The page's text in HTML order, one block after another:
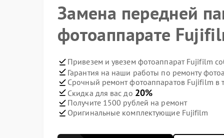
Замена передней
фотоаппарате
Привезем и увезем фотоаппарат Fujifilm
Гарантия на наши работы по ремонту
Срочный ремонт фотоаппаратов Fujifilm в
Скидка для вас до 20%
Получите 1500 рублей на ремонт
Оригинальные комплектующие Fujifilm